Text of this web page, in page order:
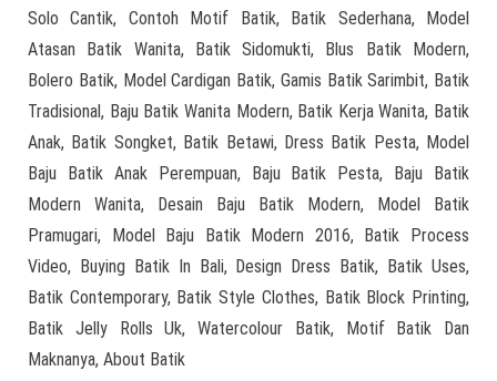
Solo Cantik, Contoh Motif Batik, Batik Sederhana, Model
Atasan Batik Wanita, Batik Sidomukti, Blus Batik Modern,
Bolero Batik, Model Cardigan Batik, Gamis Batik Sarimbit, Batik
Tradisional, Baju Batik Wanita Modern, Batik Kerja Wanita, Batik
Anak, Batik Songket, Batik Betawi, Dress Batik Pesta, Model
Baju Batik Anak Perempuan, Baju Batik Pesta, Baju Batik
Modern Wanita, Desain Baju Batik Modern, Model Batik
Pramugari, Model Baju Batik Modern 2016, Batik Process
Video, Buying Batik In Bali, Design Dress Batik, Batik Uses,
Batik Contemporary, Batik Style Clothes, Batik Block Printing,
Batik Jelly Rolls Uk, Watercolour Batik, Motif Batik Dan
Maknanya, About Batik